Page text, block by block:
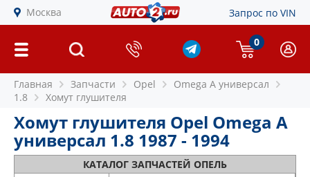
Москва Запрос по VIN
0
Главная Запчасти Opel
Omega A универсал
1.8
Хомут глушителя
Хомут глушителя Opel Omega A
универсал 1.8 1987 - 1994
КАТАЛОГ ЗАПЧАСТЕЙ ОПЕЛЬ